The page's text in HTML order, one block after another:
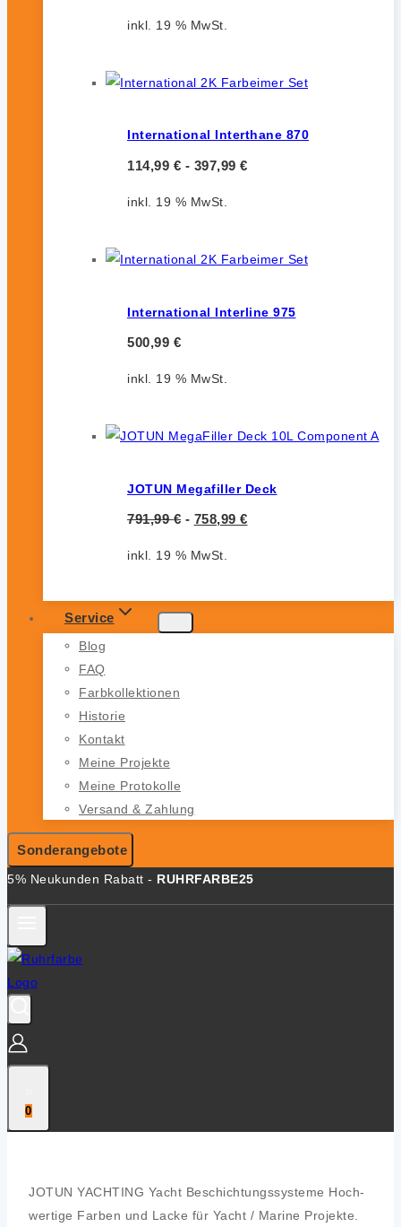
inkl. 19 % MwSt.
International Interthane 870
114,99 € - 397,99 €
inkl. 19 % MwSt.
International Interline 975
500,99 €
inkl. 19 % MwSt.
JOTUN Megafiller Deck
791,99€ - 758,99 €
inkl. 19 % MwSt.
Service
Blog
FAQ
Farbkollektionen
Historie
Kontakt
Meine Projekte
Meine Protokolle
Versand & Zahlung
Sonderangebote
5% Neukunden Rabatt - RUHRFARBE25
0
JOTUN YACHTING Yacht Beschich­tungs­sys­te­me Hoch­
wer­ti­ge Far­ben und Lacke für Yacht / Mari­ne Pro­jek­te.